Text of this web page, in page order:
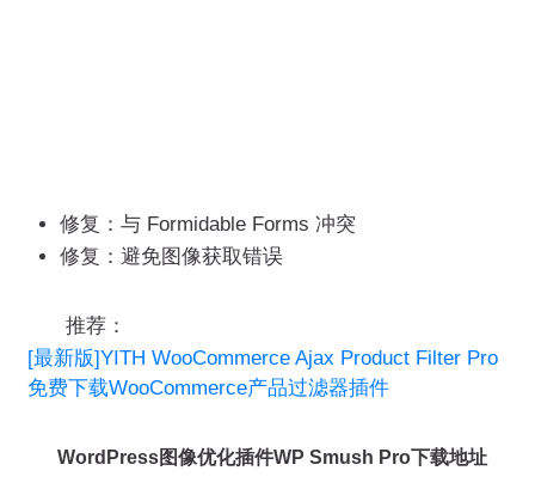
修复：与 Formidable Forms 冲突
修复：避免图像获取错误
推荐：
[最新版]YITH WooCommerce Ajax Product Filter Pro
免费下载WooCommerce产品过滤器插件
WordPress图像优化插件WP Smush Pro下载地址